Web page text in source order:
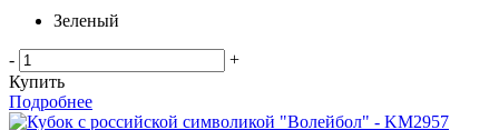
Зеленый
-
+
Купить
Подробнее